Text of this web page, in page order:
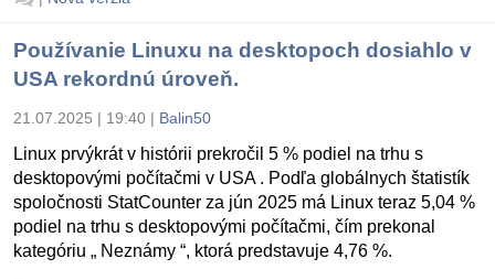
Používanie Linuxu na desktopoch dosiahlo v
USA rekordnú úroveň.
21.07.2025 | 19:40 | Balin50
Linux prvýkrát v histórii prekročil 5 % podiel na trhu s
desktopovými počítačmi v USA . Podľa globálnych štatistík
spoločnosti StatCounter za jún 2025 má Linux teraz 5,04 %
podiel na trhu s desktopovými počítačmi, čím prekonal
kategóriu „ Neznámy “, ktorá predstavuje 4,76 %.